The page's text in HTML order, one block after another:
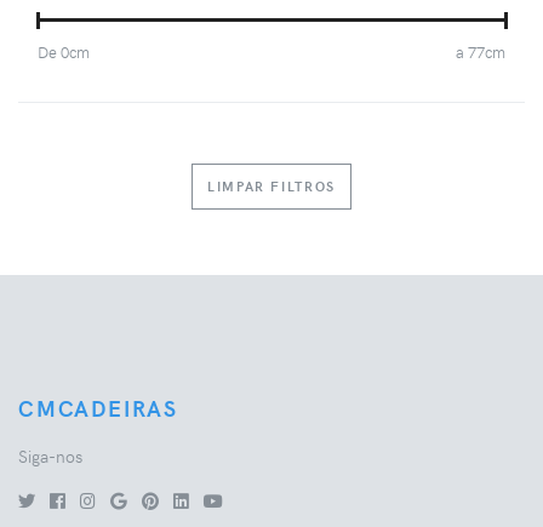
De0cm a 77cm
LIMPAR FILTROS
CMCADEIRAS
Siga-nos